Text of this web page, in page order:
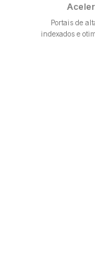
Portais de
indexados e